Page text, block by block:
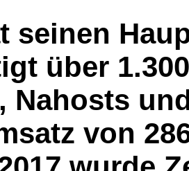
seinen
über
Nahosts
von